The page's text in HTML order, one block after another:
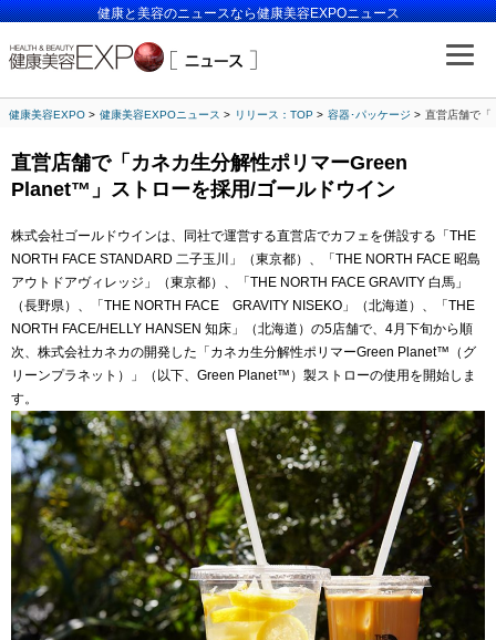
健康と美容のニュースなら健康美容EXPOニュース
健康美容EXPO 健康美容EXPOニュース リリース：TOP 容器･パッケージ 直営店舗で「
直営店舗で「カネカ生分解性ポリマーGreen
Planet™」ストローを採用/ゴールドウイン
株式会社ゴールドウインは、同社で運営する直営店でカフェを併設する「THE
NORTH FACE STANDARD 二子玉川」（東京都）、「THE NORTH FACE 昭島
アウトドアヴィレッジ」（東京都）、「THE NORTH FACE GRAVITY 白馬」
（長野県）、「THE NORTH FACE GRAVITY NISEKO」（北海道）、「THE
NORTH FACE/HELLY HANSEN 知床」（北海道）の5店舗で、4月下旬から順
次、株式会社カネカの開発した「カネカ生分解性ポリマーGreen Planet™（グ
リーンプラネット）」（以下、Green Planet™）製ストローの使用を開始しま
す。